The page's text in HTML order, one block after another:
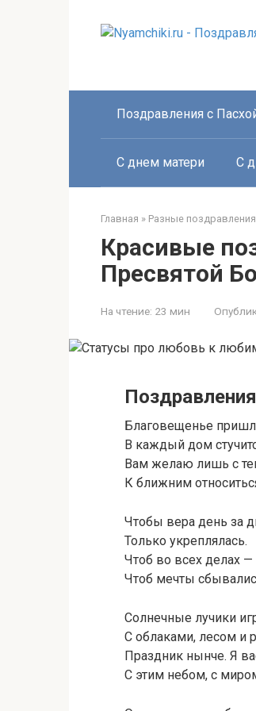
Поздравления с
С днем матери С
Главная » Разные поздравления
Красивые
Пресвятой
На чтение: 23 мин
Благовещенье
В каждый дом
Вам желаю лишь с
К ближним
Чтобы вера день за
Только укреплялась.
Чтоб во всех делах
Чтоб мечты
Солнечные лучики
С облаками, лесом и
Праздник нынче. Я
С этим небом, с